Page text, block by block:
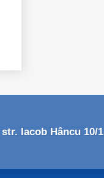
Iacob Hâncu 10/1